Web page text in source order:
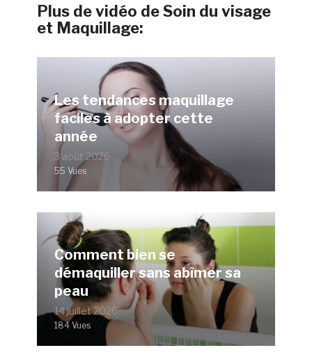
Plus de vidéo de Soin du visage
et Maquillage:
Les tendances maquillage
faciles à adopter cette
année
3 août 2026
55 Vues
Comment bien se
démaquiller sans abîmer sa
peau
14 juillet 2026
184 Vues